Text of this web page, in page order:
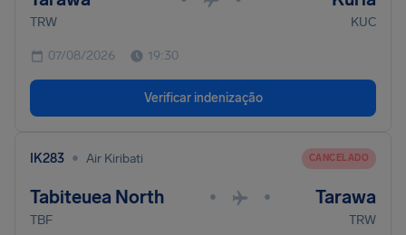
TRW KUC
07/08/2026 19:30
Verificar indenização
IK283 • Air Kiribati CANCELADO
Tabiteuea North • • Tarawa
TBF TRW